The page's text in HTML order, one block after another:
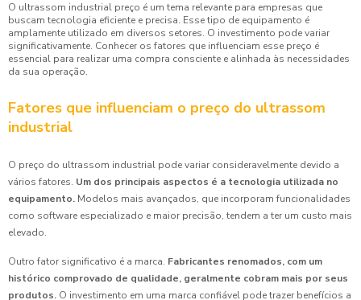
O ultrassom industrial preço é um tema relevante para empresas que
buscam tecnologia eficiente e precisa. Esse tipo de equipamento é
amplamente utilizado em diversos setores. O investimento pode variar
significativamente. Conhecer os fatores que influenciam esse preço é
essencial para realizar uma compra consciente e alinhada às necessidades
da sua operação.
Fatores que influenciam o preço do ultrassom
industrial
O preço do ultrassom industrial pode variar consideravelmente devido a
vários fatores. Um dos principais aspectos é a tecnologia utilizada no
equipamento. Modelos mais avançados, que incorporam funcionalidades
como software especializado e maior precisão, tendem a ter um custo mais
elevado.
Outro fator significativo é a marca. Fabricantes renomados, com um
histórico comprovado de qualidade, geralmente cobram mais por seus
produtos. O investimento em uma marca confiável pode trazer benefícios a